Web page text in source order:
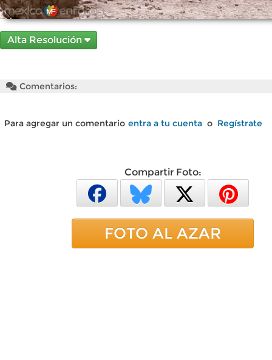
Alta Resolución
Comentarios:
Para agregar un comentario entra a tu cuenta o Regístrate
Compartir Foto:
FOTO AL AZAR